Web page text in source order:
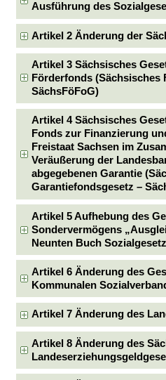
Ausführung des
Artikel 2 Änderung der
Artikel 3 Sächsisches
Förderfonds (Sächsisches
SächsFöFoG)
Artikel 4 Sächsisches
Fonds zur Finanzierung
Freistaat Sachsen im
Veräußerung der
abgegebenen Garantie
Garantiefondsgesetz –
Artikel 5 Aufhebung des
Sondervermögens
Neunten Buch
Artikel 6 Änderung des
Kommunalen
Artikel 7 Änderung des
Artikel 8 Änderung des